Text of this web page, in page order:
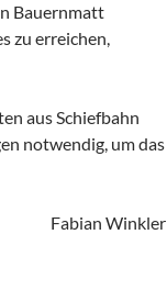
Bauernmatt
zu erreichen,
aus Schiefbahn
notwendig, um das
Fabian Winkler